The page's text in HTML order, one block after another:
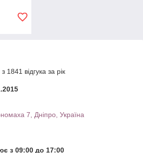
1841 відгука за рік
7, Дніпро, Україна
з 09:00 до 17:00